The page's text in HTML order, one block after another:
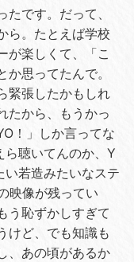
です。だって、
ら。たとえば学校
が楽しくて、「こ
思ってたんで。
緊張したかもしれ
たから、もうかっ
！」しか言ってな
聴いてんのか、Y
い若造みたいなステ
映像が残ってい
う恥ずかしすぎて
けど、でも知識も
、あの頃があるか